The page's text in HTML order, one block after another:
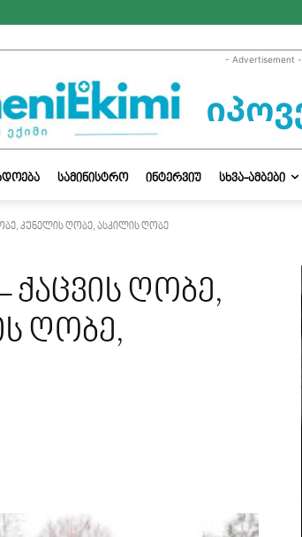
- Advertisement -
ᲡᲐᲛᲘᲜᲘᲡᲢᲠᲝ ᲘᲜᲢᲔᲠᲕᲘᲣ ᲡᲮᲕᲐ-ᲐᲛᲑᲔᲑᲘ
კუნელის ღობე, ასკილის ღობე
ქაცვის ღობე,
ღობე,